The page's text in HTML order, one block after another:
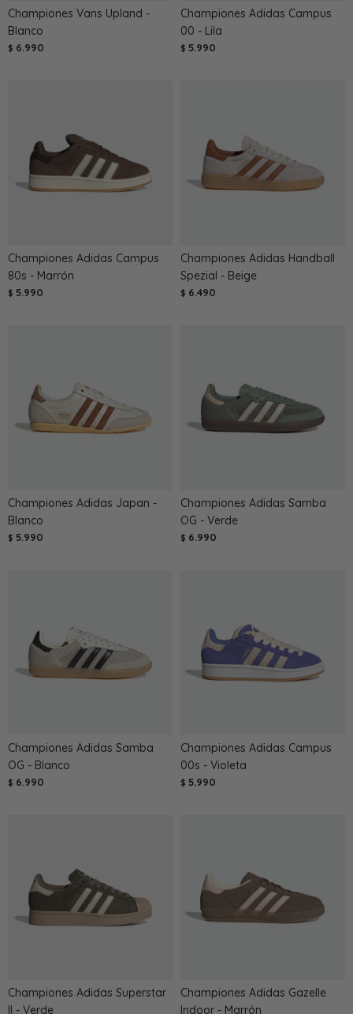
Championes Vans Upland -
Blanco
$ 6.990
Championes Adidas Campus
00 - Lila
$ 5.990
Championes Adidas Campus
80s - Marrón
$ 5.990
Championes Adidas Handball
Spezial - Beige
$ 6.490
Championes Adidas Japan -
Blanco
$ 5.990
Championes Adidas Samba
OG - Verde
$ 6.990
Championes Adidas Samba
OG - Blanco
$ 6.990
Championes Adidas Campus
00s - Violeta
$ 5.990
Championes Adidas Superstar
II - Verde
Championes Adidas Gazelle
Indoor - Marrón